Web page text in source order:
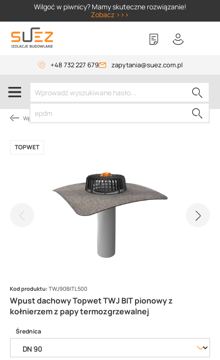
Wilgoć w piwnicy? Mamy skuteczne rozwiązanie!
Zobacz >>>
+48 732 227 679 zapytania@suez.com.pl
Wpusty i akcesoria
Wpust dachowy Topwet TWJ BIT pionowy z
kołnierzem z papy termozgrzewalnej
TOPWET
Kod produktu: TWJ90BITL500
Średnica